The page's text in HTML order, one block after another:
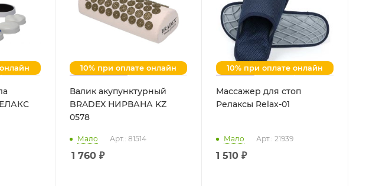
10% при оплате онлайн
Валик акупунктурный
BRADEX НИРВАНА KZ
0578
Мало Арт.: 81514
1 760₽
10% при оплате онлайн
Массажер для стоп
Релаксы Relax-01
Мало Арт.: 21939
1 510 ₽